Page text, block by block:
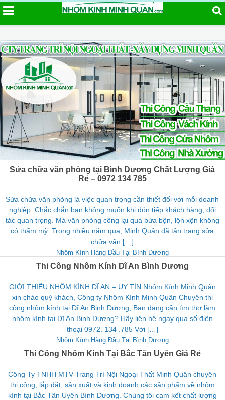
Sửa chữa văn phòng tại Bình Dương Chất Lượng Giá
Rẻ – 0972 134 785
Sửa chữa văn phòng là việc quan trọng cần thiết đối với mỗi doanh
nghiệp. Chắc chắn bạn không muốn khi đón tiếp khách hàng, đối
tác quan trọng. Mà văn phòng công lại quá bừa bộn, lộn xộn không
có thẩm mỹ. Trong nhiều năm qua, Minh Quân đã tân trang sửa
chữa văn […]
Nhôm Kính Hàng Đầu Tại Bình Dương
Thi Công Nhôm Kính Dĩ An Bình Dương
GIỚI THIỆU NHÔM KÍNH DĨ AN – UY TÍN Nhôm Kính Minh Quân
xin chào quý khách, Công ty Nhôm Kính Minh Quân Chuyên thi
công nhôm kính tại Dĩ An Binh Dương, Bạn đang cần tìm thợ làm
nhôm kính tại Dĩ An Binh Dương? Hãy liện hệ ngay qua số điện
thoại 0972. 134 .785 Với […]
Nhôm Kính Hàng Đầu Tại Bình Dương
Thi Công Nhôm Kính Tại Bắc Tân Uyên Giá Rẻ
Công Ty TNHH MTV Trang Trí Nội Ngoại Thất Minh Quân chuyên
thi công, lắp đặt, sản xuất và kinh doanh các sản phẩm về nhôm
kính tại Bắc Tân Uyên Bình Dương. Chúng tôi cam kết chất lượng